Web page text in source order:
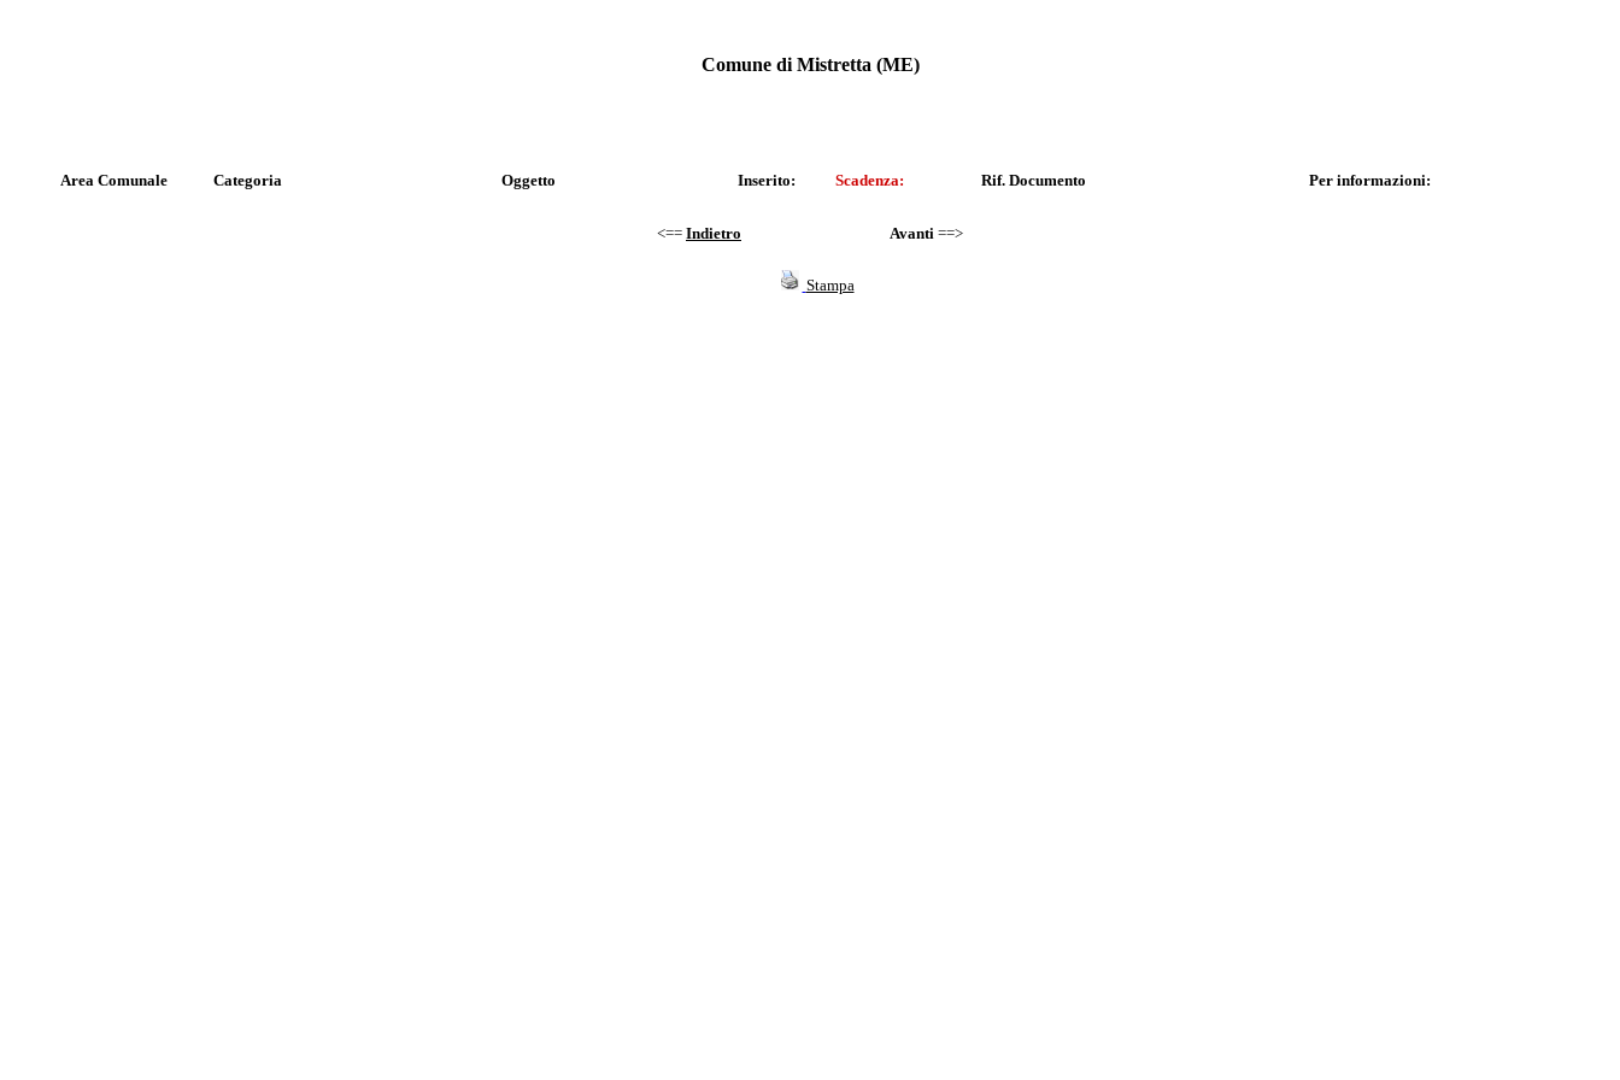
Comune di Mistretta (ME)
Area Comunale Categoria Oggetto Inserito: Scadenza: Rif. Documento Per informazioni:
<== Indietro Avanti ==>
Stampa